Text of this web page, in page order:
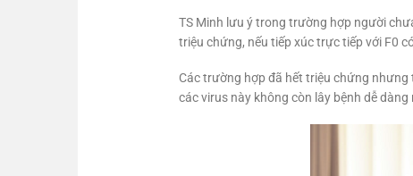
TS Minh lưu ý trong trường hợp người
triệu chứng, nếu tiếp xúc trực tiếp với F0
Các trường hợp đã hết triệu chứng nhưng
các virus này không còn lây bệnh dễ